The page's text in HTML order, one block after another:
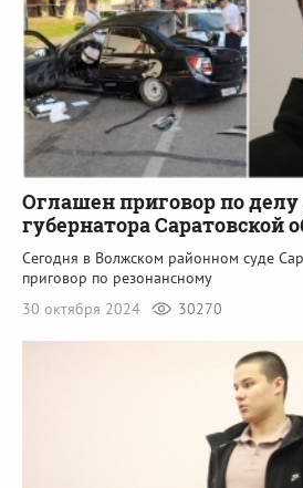
Оглашен приговор по
губернатора Саратовской
Сегодня в Волжском районном суде
приговор по резонансному
30 октября 2024
30270